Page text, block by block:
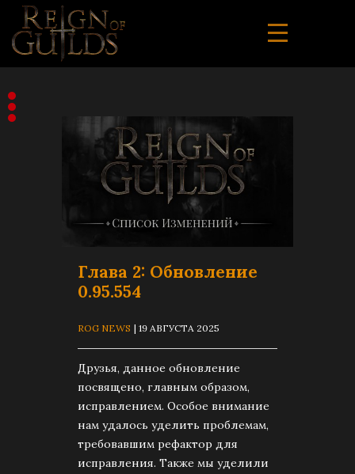
Глава 2: Обновление
0.95.554
ROG NEWS | 19 АВГУСТА 2025
Друзья, данное обновление
посвящено, главным образом,
исправлением. Особое внимание
нам удалось уделить проблемам,
требовавшим рефактор для
исправления. Также мы уделили